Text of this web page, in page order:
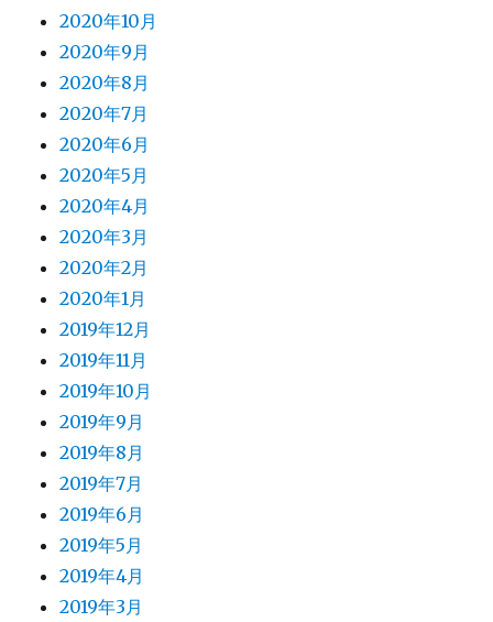
2020年10月
2020年9月
2020年8月
2020年7月
2020年6月
2020年5月
2020年4月
2020年3月
2020年2月
2020年1月
2019年12月
2019年11月
2019年10月
2019年9月
2019年8月
2019年7月
2019年6月
2019年5月
2019年4月
2019年3月